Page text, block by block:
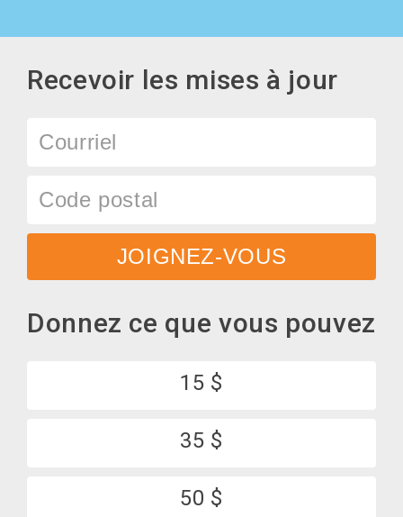
Recevoir les mises à jour
postal
JOIGNEZ-VOUS
Donnez ce que vous pouvez
15 $
35 $
50 $